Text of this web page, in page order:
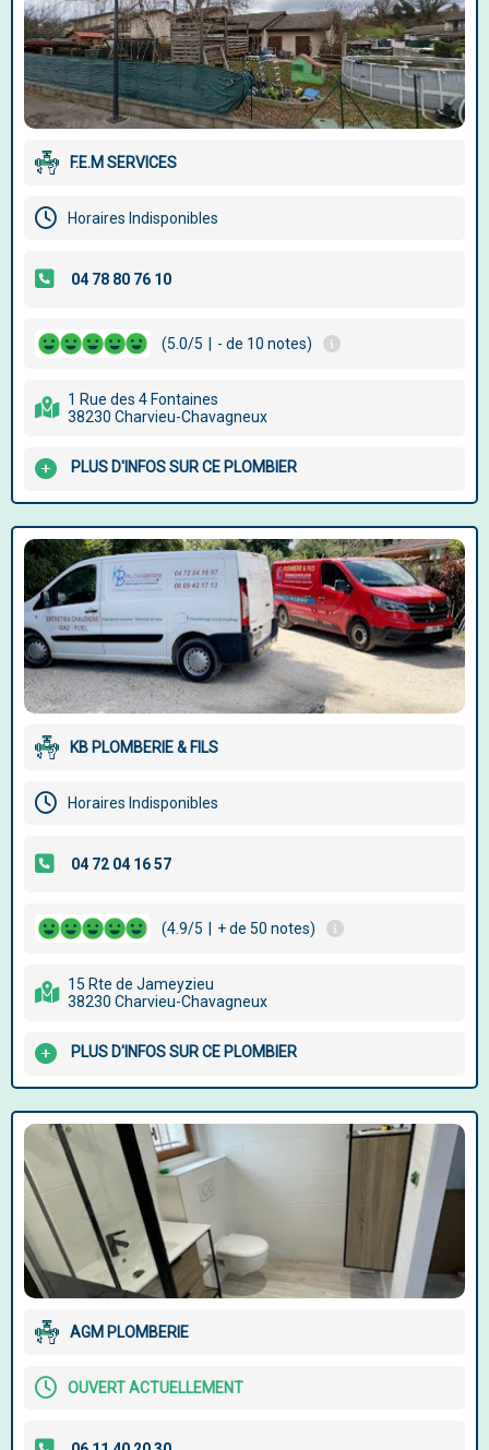
F.E.M SERVICES
Horaires Indisponibles
(5.0/5 - de 10 notes)
1 Rue des 4 Fontaines
38230 Charvieu-Chavagneux
PLUS D'INFOS SUR CE PLOMBIER
KB PLOMBERIE & FILS
Horaires Indisponibles
(4.9/5 + de 50 notes)
15 Rte de Jameyzieu
38230 Charvieu-Chavagneux
PLUS D'INFOS SUR CE PLOMBIER
AGM PLOMBERIE
OUVERT ACTUELLEMENT